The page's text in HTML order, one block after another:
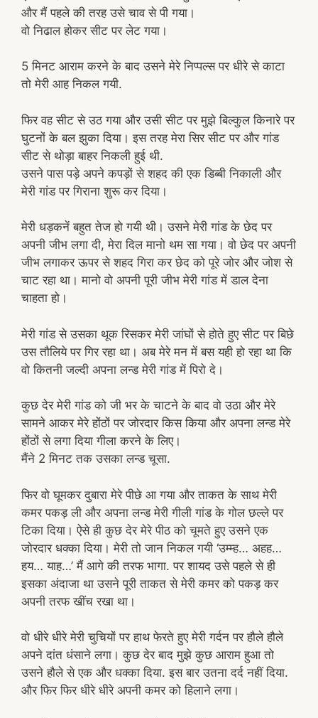
और मैं पहले की तरह उसे चाव से पी गया।
वो निढाल होकर सीट पर लेट गया।
5 मिनट आराम करने के बाद उसने मेरे निप्पल्स पर धीरे से काटा
तो मेरी आह निकल गयी.
फिर वह सीट से उठ गया और उसी सीट पर मुझे बिल्कुल किनारे पर
घुटनों के बल झुका दिया। इस तरह मेरा सिर सीट पर और गांड
सीट से थोड़ा बाहर निकली हुई थी.
उसने पास पड़े अपने कपड़ों से शहद की एक डिब्बी निकाली और
मेरी गांड पर गिराना शुरू कर दिया।
मेरी धड़कनें बहुत तेज हो गयी थी। उसने मेरी गांड के छेद पर
अपनी जीभ लगा दी, मेरा दिल मानो थम सा गया। वो छेद पर अपनी
जीभ लगाकर ऊपर से शहद गिरा कर छेद को पूरे जोर और जोश से
चाट रहा था। मानो वो अपनी पूरी जीभ मेरी गांड में डाल देना
चाहता हो।
मेरी गांड से उसका थूक रिसकर मेरी जांघों से होते हुए सीट पर बिछे
उस तौलिये पर गिर रहा था। अब मेरे मन में बस यही हो रहा था कि
वो कितनी जल्दी अपना लन्ड मेरी गांड में पिरो दे।
कुछ देर मेरी गांड को जी भर के चाटने के बाद वो उठा और मेरे
सामने आकर मेरे होंठों पर जोरदार किस किया और अपना लन्ड मेरे
होंठों से लगा दिया गीला करने के लिए।
मैंने 2 मिनट तक उसका लन्ड चूसा.
फिर वो घूमकर दुबारा मेरे पीछे आ गया और ताकत के साथ मेरी
कमर पकड़ ली और अपना लन्ड मेरी गीली गांड के गोल छल्ले पर
टिका दिया। ऐसे ही कुछ देर मेरे पीठ को चूमते हुए उसने एक
जोरदार धक्का दिया। मेरी तो जान निकल गयी ‘उम्म्ह… अहह…
हय… याह…’ मैं आगे की तरफ भागा. पर शायद उसे पहले से ही
इसका अंदाजा था उसने पूरी ताकत से मेरी कमर को पकड़ कर
अपनी तरफ खींच रखा था।
वो धीरे धीरे मेरी चुचियों पर हाथ फेरते हुए मेरी गर्दन पर हौले हौले
अपने दांत धंसाने लगा। कुछ देर बाद मुझे कुछ आराम हुआ तो
उसने हौले से एक और धक्का दिया. इस बार उतना दर्द नहीं दिया.
और फिर फिर धीरे धीरे अपनी कमर को हिलाने लगा।